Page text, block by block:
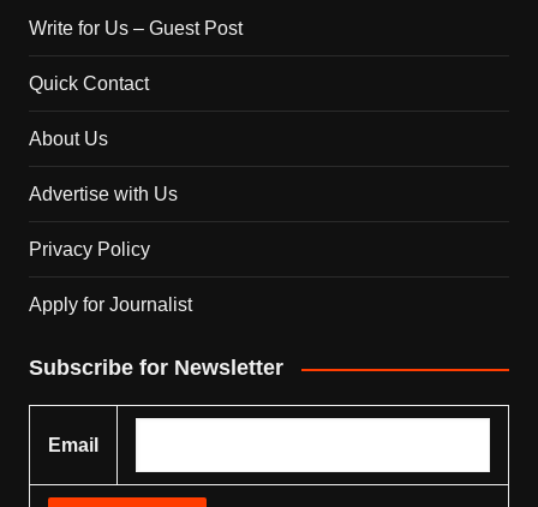
Write for Us – Guest Post
Quick Contact
About Us
Advertise with Us
Privacy Policy
Apply for Journalist
Subscribe for Newsletter
Email